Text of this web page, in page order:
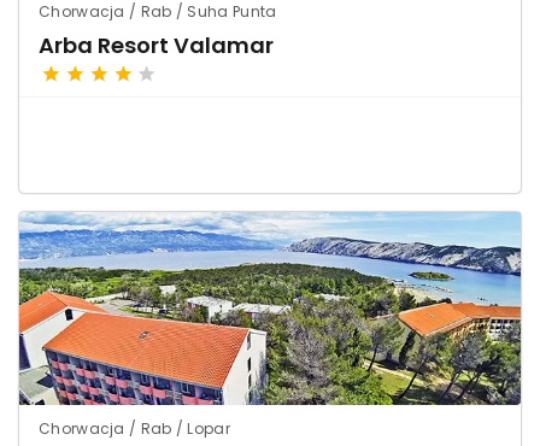
Chorwacja / Rab / Suha Punta
Arba Resort Valamar
Chorwacja / Rab / Lopar